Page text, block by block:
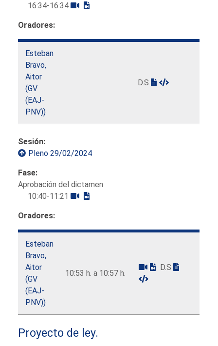
16:34-16:34
Oradores:
Esteban
Bravo,
Aitor
(GV
(EAJ-
PNV))
D.S
Sesión:
Pleno 29/02/2024
Fase:
Aprobación del dictamen
10:40-11:21
Oradores:
Esteban
Bravo,
Aitor
(GV
(EAJ-
PNV))
10:53 h. a 10:57 h.
D.S
Proyecto de ley.